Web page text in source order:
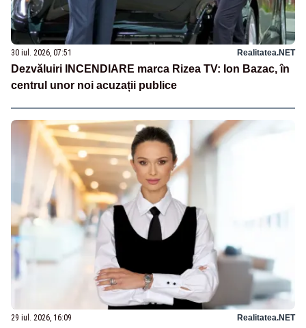
30 iul. 2026, 07:51 Realitatea.NET
Dezvăluiri INCENDIARE marca Rizea TV: Ion Bazac, în
centrul unor noi acuzații publice
29 iul. 2026, 16:09 Realitatea.NET